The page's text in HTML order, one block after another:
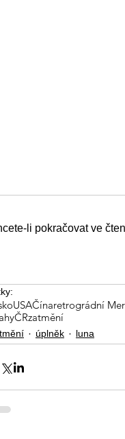
li pokračovat ve
USAČínaretrográdní
ČRzatmění
úplněk luna